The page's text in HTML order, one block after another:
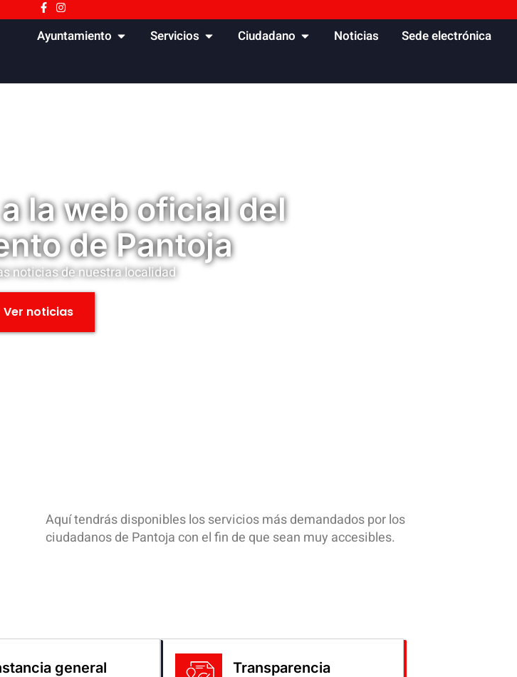
Ayuntamiento Servicios Ciudadano Noticias Sede electrónica
la web oficial del
de Pantoja
noticias de nuestra localidad
Ver noticias
Aquí tendrás disponibles los servicios más demandados por los
ciudadanos de Pantoja con el fin de que sean muy accesibles.
general Transparencia